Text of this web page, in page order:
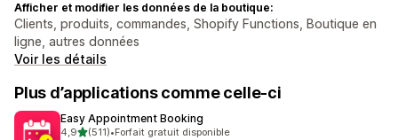
Afficher et modifier les données de la boutique:
Clients, produits, commandes, Shopify Functions, Boutique en
ligne, autres données
Voir les détails
Plus d’applications comme celle-ci
Easy Appointment Booking
4,9étoile(s) sur 5
(511)•Forfait gratuit disponible